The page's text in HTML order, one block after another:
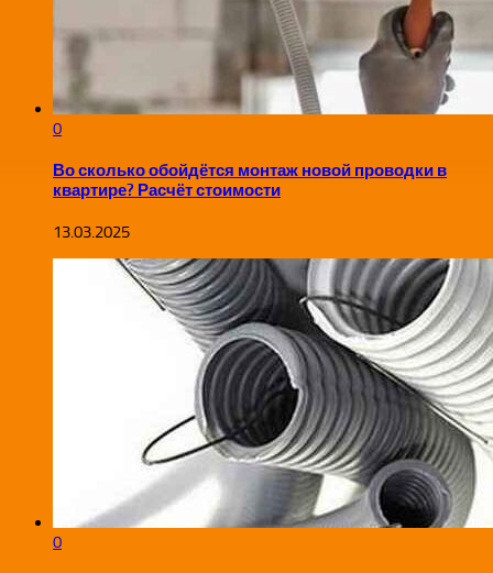
0
Во сколько обойдётся монтаж новой проводки в
квартире? Расчёт стоимости
13.03.2025
0